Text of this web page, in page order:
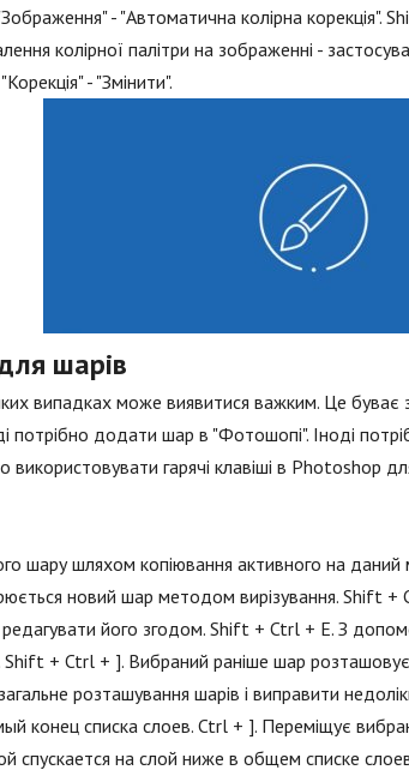
- "Автоматична колірна корекція".
колірної палітри на зображенні -
- "Змінити".
шарів
випадках може виявитися важким. Це буває
потрібно додати шар в "Фотошопі". Іноді
гарячі клавіші в Photoshop
шару шляхом копіювання активного на
новий шар методом вирізування. Shift
його згодом. Shift + Ctrl + E. З
+ Ctrl + ]. Вибраний раніше шар
розташування шарів і виправити
конец списка слоев. Ctrl + ]. Переміщує
спускается на слой ниже в общем списке